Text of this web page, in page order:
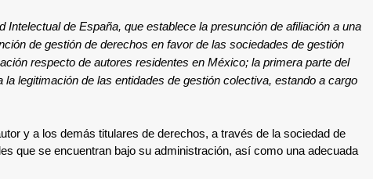
de España, que establece la presunción de afiliación a una
de gestión de derechos en favor de las sociedades de gestión
respecto de autores residentes en México; la primera parte del
legitimación de las entidades de gestión colectiva, estando a cargo
y a los demás titulares de derechos, a través de la sociedad de
que se encuentran bajo su administración, así como una adecuada